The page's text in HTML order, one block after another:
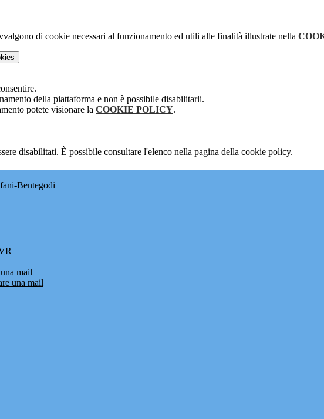
di cookie necessari al funzionamento ed utili alle finalità illustrate nella
della piattaforma e non è possibile disabilitarli.
potete visionare la COOKIE POLICY.
disabilitati. È possibile consultare l'elenco nella pagina della cookie policy.
Bentegodi
mail
una mail